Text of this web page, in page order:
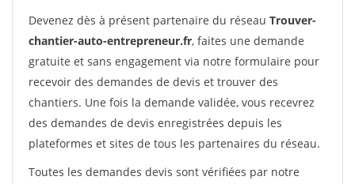
Devenez dès à présent partenaire du réseau Trouver-
chantier-auto-entrepreneur.fr, faites une demande
gratuite et sans engagement via notre formulaire pour
recevoir des demandes de devis et trouver des
chantiers. Une fois la demande validée, vous recevrez
des demandes de devis enregistrées depuis les
plateformes et sites de tous les partenaires du réseau.
Toutes les demandes devis sont vérifiées par notre